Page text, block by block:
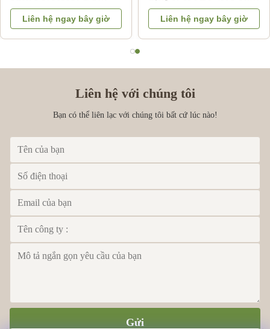
phanh tăng cường cho
Isuzu DMAX 03-06
Liên hệ ngay bây giờ
thế OEM Bảo hành 3
tháng
Liên hệ ngay bây giờ
Liên hệ với chúng tôi
Bạn có thể liên lạc với chúng tôi bất cứ lúc nào!
Gửi